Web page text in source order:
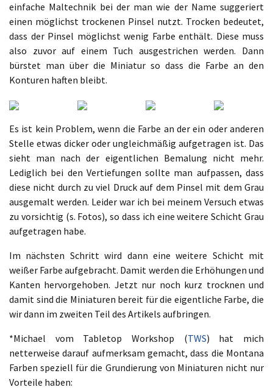
einfache Maltechnik bei der man wie der Name suggeriert
einen möglichst trockenen Pinsel nutzt. Trocken bedeutet,
dass der Pinsel möglichst wenig Farbe enthält. Diese muss
also zuvor auf einem Tuch ausgestrichen werden. Dann
bürstet man über die Miniatur so dass die Farbe an den
Konturen haften bleibt.
Es ist kein Problem, wenn die Farbe an der ein oder anderen
Stelle etwas dicker oder ungleichmäßig aufgetragen ist. Das
sieht man nach der eigentlichen Bemalung nicht mehr.
Lediglich bei den Vertiefungen sollte man aufpassen, dass
diese nicht durch zu viel Druck auf dem Pinsel mit dem Grau
ausgemalt werden. Leider war ich bei meinem Versuch etwas
zu vorsichtig (s. Fotos), so dass ich eine weitere Schicht Grau
aufgetragen habe.
Im nächsten Schritt wird dann eine weitere Schicht mit
weißer Farbe aufgebracht. Damit werden die Erhöhungen und
Kanten hervorgehoben. Jetzt nur noch kurz trocknen und
damit sind die Miniaturen bereit für die eigentliche Farbe, die
wir dann im zweiten Teil des Artikels aufbringen.
*Michael vom Tabletop Workshop (TWS) hat mich
netterweise darauf aufmerksam gemacht, dass die Montana
Farben speziell für die Grundierung von Miniaturen nicht nur
Vorteile haben: